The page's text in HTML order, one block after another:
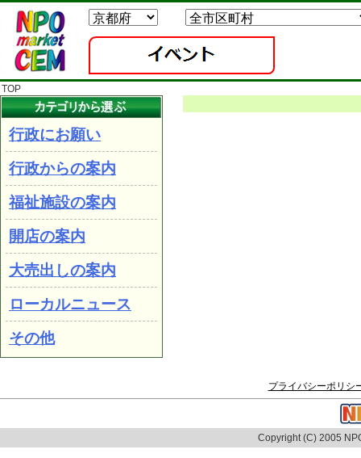
TOP
行政にお願い
行政からの案内
福祉施設の案内
開店の案内
大売出しの案内
ローカルニュース
その他
プライバシーポリシ
Copyright (C) 2005